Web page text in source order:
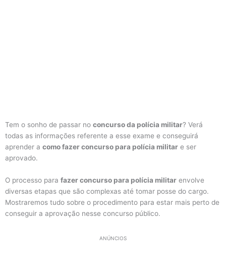
Tem o sonho de passar no concurso da polícia militar? Verá
todas as informações referente a esse exame e conseguirá
aprender a como fazer concurso para polícia militar e ser
aprovado.
O processo para fazer concurso para polícia militar envolve
diversas etapas que são complexas até tomar posse do cargo.
Mostraremos tudo sobre o procedimento para estar mais perto de
conseguir a aprovação nesse concurso público.
ANÚNCIOS